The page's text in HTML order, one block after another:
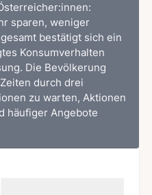
sparen, weniger
bestätigt sich ein
Konsumverhalten
Die Bevölkerung
durch drei
zu warten, Aktionen
häufiger Angebote